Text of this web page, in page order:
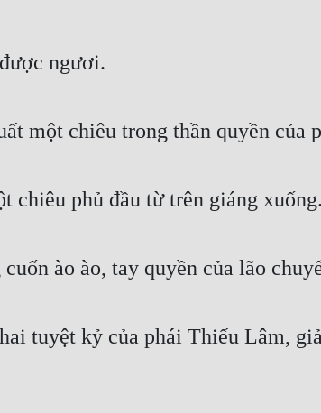
ngươi.
một chiêu trong thần quyền của
phủ đầu từ trên giáng xuống.
ào ào, tay quyền của lão
tuyệt kỷ của phái Thiếu Lâm,